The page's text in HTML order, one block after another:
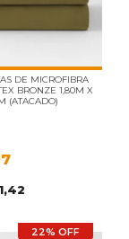
DE MICROFIBRA
BRONZE 1,80M X
(ATACADO)
22% OFF